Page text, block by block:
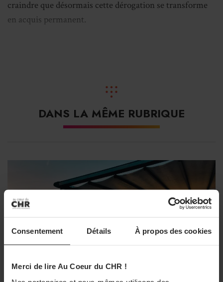
Consentement Détails À propos des cookies
Merci de lire Au Coeur du CHR !
craindre que désormais cette dérogation se transforme
en acquis permanent.
«les titres restaurant avaient été créés pour les
et que ce détournement vers la grande
distribution privait les restaurateurs d’une manne
plus juteux, puisqu’on estime que ce secteur a ainsi
récupéré près 850 M€ de CA annuel, non seulement au
détriment de la restauration, mais aussi des assimilés
(métiers de bouche habilités à la collecte), qui ont
Rappelons que c’est Jacques Borel qui a initié le titre
DANS LA MÊME RUBRIQUE